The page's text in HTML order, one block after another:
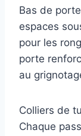
Bas de
espaces
pour les
porte
au
Colliers de
Chaque